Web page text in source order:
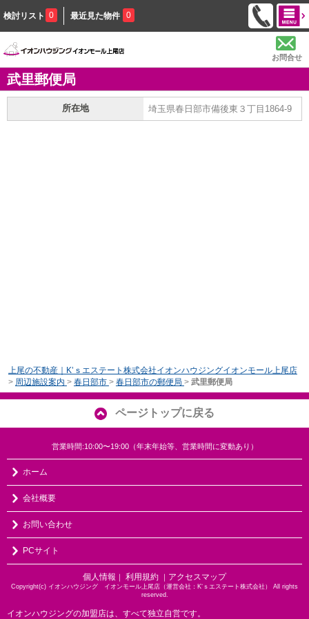
検討リスト 0 最近見た物件 0
お問合せ
武里郵便局
所在地 埼玉県春日部市備後東３丁目1864-9
上尾の不動産｜K’ｓエステート株式会社イオンハウジングイオンモール上尾店
> 周辺施設案内 > 春日部市 > 春日部市の郵便局 > 武里郵便局
ページトップに戻る
営業時間:10:00〜19:00（年末年始等、営業時間に変動あり）
ホーム
会社概要
お問い合わせ
PCサイト
個人情報 ｜ 利用規約 ｜ アクセスマップ
Copyright(c) イオンハウジング イオンモール上尾店（運営会社：K‘ｓエステート株式会社） All rights
reserved.
イオンハウジングの加盟店は、すべて独立自営です。